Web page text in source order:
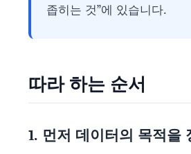
좁히는 것”에 있습니다.
따라 하는 순서
1. 먼저 데이터의 목적을